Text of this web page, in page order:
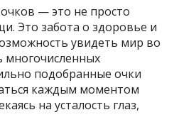
— это не просто
Это забота о здоровье и
увидеть мир во
многочисленных
подобранные очки
каждым моментом
на усталость глаз,